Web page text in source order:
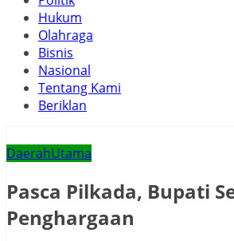
Hukum
Olahraga
Bisnis
Nasional
Tentang Kami
Beriklan
DaerahUtama
Pasca Pilkada, Bupati
Penghargaan